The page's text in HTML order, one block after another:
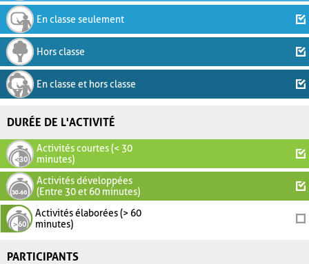
En classe seulement
Hors classe
En classe et hors classe
DURÉE DE L'ACTIVITÉ
Activités courtes (< 30
minutes)
Activités développées
(Entre 30 et 60 minutes)
Activités élaborées (> 60
minutes)
PARTICIPANTS